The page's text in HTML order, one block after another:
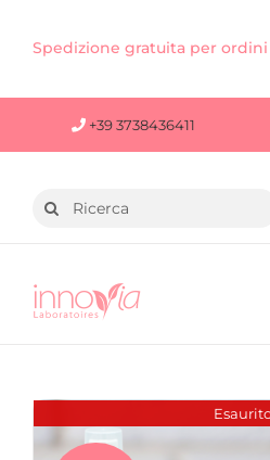
Spedizione gratuita per
+39 3738436411
Cerca